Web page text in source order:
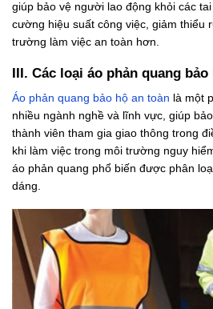
giúp bảo vệ người lao động khỏi các
cường hiệu suất công việc, giảm thiểu
trường làm việc an toàn hơn.
III. Các loại áo phản quang
Áo phản quang bảo hộ an toàn là một
nhiều ngành nghề và lĩnh vực, giúp
thành viên tham gia giao thông trong
khi làm việc trong môi trường nguy
áo phản quang phổ biến được phân
dáng.